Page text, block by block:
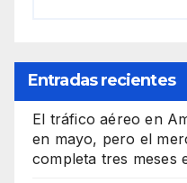
Entradas recientes
El tráfico aéreo en
en mayo, pero el
completa tres meses